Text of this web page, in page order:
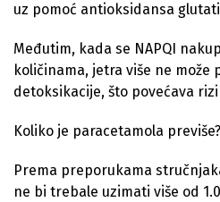
uz pomoć antioksidansa
Međutim, kada se NAPQI
količinama, jetra više ne može
detoksikacije, što povećava
Koliko je paracetamola previše?
Prema preporukama
ne bi trebale uzimati više od